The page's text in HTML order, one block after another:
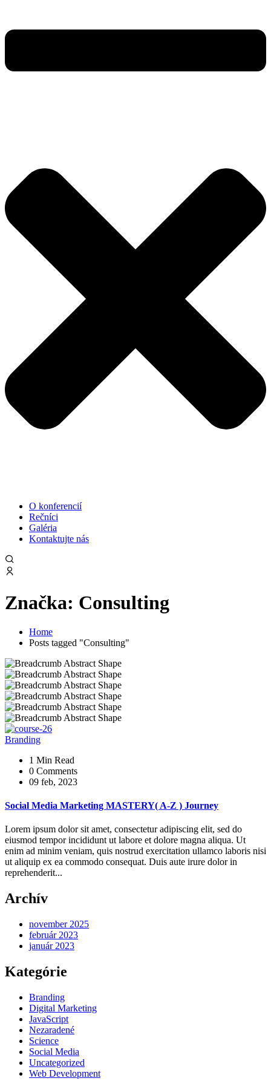
O konferencií
Rečníci
Galéria
Kontaktujte nás
Značka: Consulting
Home
Posts tagged "Consulting"
Branding
1 Min Read
0 Comments
09 feb, 2023
Social Media Marketing MASTERY( A-Z ) Journey
Lorem ipsum dolor sit amet, consectetur adipiscing elit, sed do
eiusmod tempor incididunt ut labore et dolore magna aliqua. Ut
enim ad minim veniam, quis nostrud exercitation ullamco laboris nisi
ut aliquip ex ea commodo consequat. Duis aute irure dolor in
reprehenderit...
Archív
november 2025
február 2023
január 2023
Kategórie
Branding
Digital Marketing
JavaScript
Nezaradené
Science
Social Media
Uncategorized
Web Development